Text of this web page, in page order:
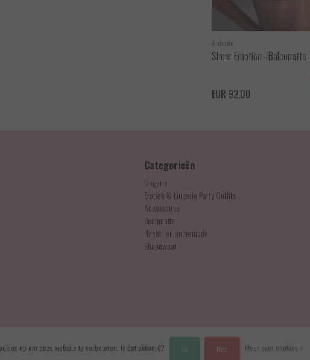
Aubade
Sheer Emotion - Balconette
EUR 92,00
Categorieën
Lingerie
Erotiek & Lingerie Party Outfits
Accessoires
Beenmode
Nacht- en ondermode
Shapewear
op om onze website te verbeteren. Is dat akkoord? Ja Nee Meer over cookies »